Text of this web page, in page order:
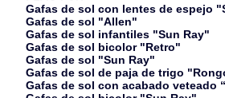
Gafas de sol con lentes de espejo
Gafas de sol "Allen"
Gafas de sol infantiles "Sun Ray"
Gafas de sol bicolor "Retro"
Gafas de sol "Sun Ray"
Gafas de sol de paja de trigo
Gafas de sol con acabado veteado